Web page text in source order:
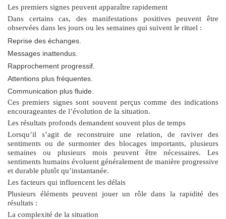
Les premiers signes peuvent apparaître rapidement
Dans certains cas, des manifestations positives peuvent être
observées dans les jours ou les semaines qui suivent le rituel :
Reprise des échanges.
Messages inattendus.
Rapprochement progressif.
Attentions plus fréquentes.
Communication plus fluide.
Ces premiers signes sont souvent perçus comme des indications
encourageantes de l’évolution de la situation.
Les résultats profonds demandent souvent plus de temps
Lorsqu’il s’agit de reconstruire une relation, de raviver des
sentiments ou de surmonter des blocages importants, plusieurs
semaines ou plusieurs mois peuvent être nécessaires. Les
sentiments humains évoluent généralement de manière progressive
et durable plutôt qu’instantanée.
Les facteurs qui influencent les délais
Plusieurs éléments peuvent jouer un rôle dans la rapidité des
résultats :
La complexité de la situation